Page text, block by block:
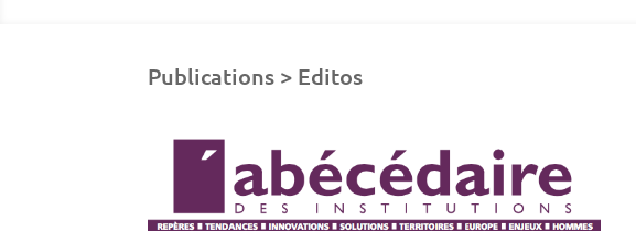
Publications > Editos